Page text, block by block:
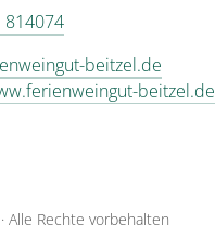
814074
beitzel.de
beitzel.de
· Alle Rechte vorbehalten